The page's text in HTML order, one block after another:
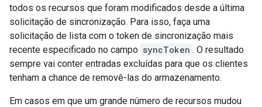
todos os recursos que foram modificados desde a última
solicitação de sincronização. Para isso, faça uma
solicitação de lista com o token de sincronização mais
recente especificado no campo syncToken . O resultado
sempre vai conter entradas excluídas para que os clientes
tenham a chance de removê-las do armazenamento.
Em casos em que um grande número de recursos mudou